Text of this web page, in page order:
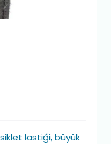
lastiği, büyük